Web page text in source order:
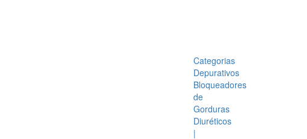
Categorias
Depurativos
Bloqueadores
de
Gorduras
Diuréticos
|